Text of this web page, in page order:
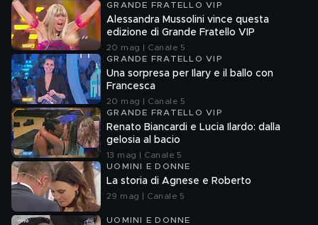
GRANDE FRATELLO VIP
Alessandra Mussolini vince questa
edizione di Grande Fratello VIP
20 mag | Canale 5
GRANDE FRATELLO VIP
Una sorpresa per Ilary e il ballo con
Francesca
20 mag | Canale 5
GRANDE FRATELLO VIP
Renato Biancardi e Lucia Ilardo: dalla
gelosia al bacio
13 mag | Canale 5
UOMINI E DONNE
La storia di Agnese e Roberto
29 mag | Canale 5
UOMINI E DONNE